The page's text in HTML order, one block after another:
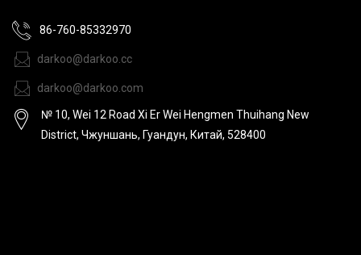
86-760-85332970
darkoo@darkoo.cc
darkoo@darkoo.com
№ 10, Wei 12 Road Xi Er Wei Hengmen Thuihang New
District, Чжуншань, Гуандун, Китай, 528400